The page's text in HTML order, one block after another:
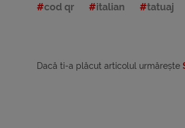
cod qr italian tatuaj
Dacă ti-a plăcut articolul urmărește